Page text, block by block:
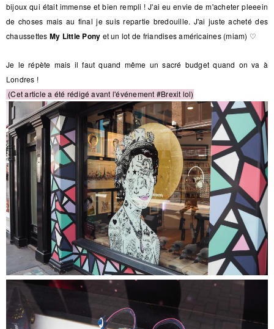
bijoux qui était immense et bien rempli ! J'ai eu envie de m'acheter pleeein
de choses mais au final je suis repartie bredouille. J'ai juste acheté des
chaussettes My Little Pony et un lot de friandises américaines(miam) ♡
Je le répète mais il faut quand même un sacré budget quand on va à
Londres !
(Cet article a été rédigé avant l'événement #Brexit lol)